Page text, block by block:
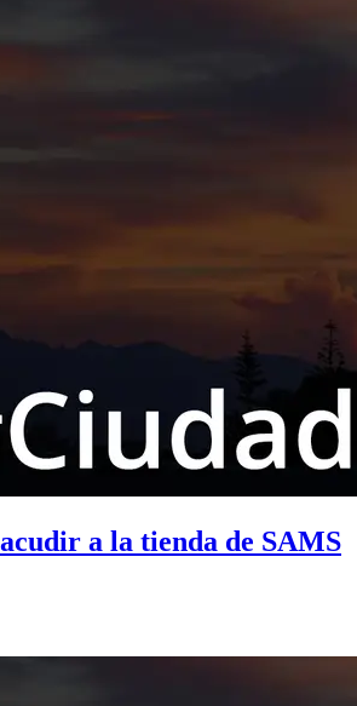
a la tienda de SAMS